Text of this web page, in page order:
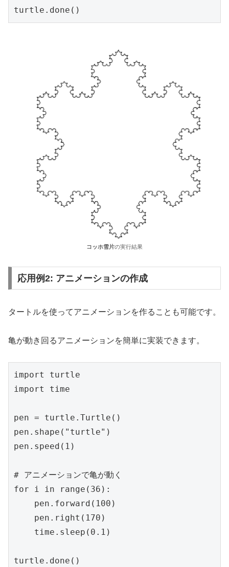
turtle.done()
コッホ雪片の実行結果
応用例2: アニメーションの作成
タートルを使ってアニメーションを作ることも可能です。
亀が動き回るアニメーションを簡単に実装できます。
import turtle
import time
pen = turtle.Turtle()
pen.shape("turtle")
pen.speed(1)
# アニメーションで亀が動く
for i in range(36):
    pen.forward(100)
    pen.right(170)
    time.sleep(0.1)
turtle.done()